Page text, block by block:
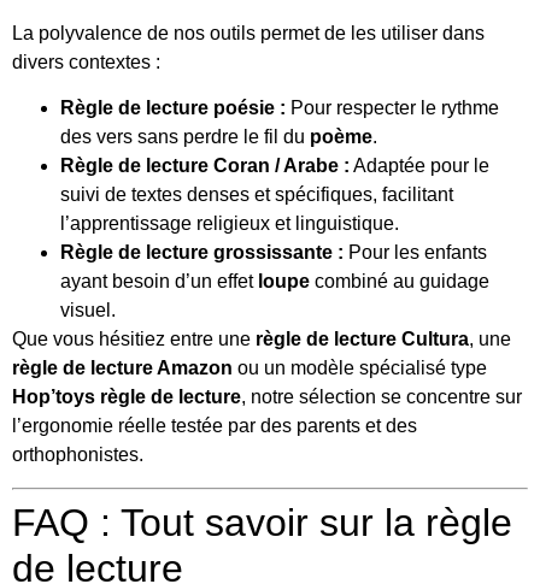
La polyvalence de nos outils permet de les utiliser dans
divers contextes :
Règle de lecture poésie : Pour respecter le rythme
des vers sans perdre le fil du poème.
Règle de lecture Coran / Arabe : Adaptée pour le
suivi de textes denses et spécifiques, facilitant
l’apprentissage religieux et linguistique.
Règle de lecture grossissante : Pour les enfants
ayant besoin d’un effet loupe combiné au guidage
visuel.
Que vous hésitiez entre une règle de lecture Cultura, une
règle de lecture Amazon ou un modèle spécialisé type
Hop’toys règle de lecture, notre sélection se concentre sur
l’ergonomie réelle testée par des parents et des
orthophonistes.
FAQ : Tout savoir sur la règle
de lecture